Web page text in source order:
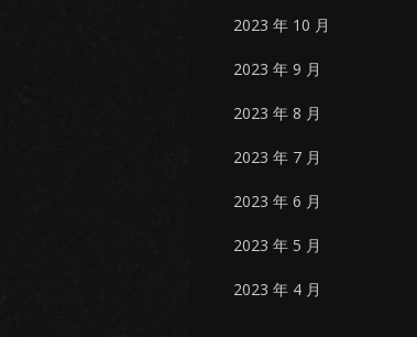
2023 年 10 月
2023 年 9 月
2023 年 8 月
2023 年 7 月
2023 年 6 月
2023 年 5 月
2023 年 4 月